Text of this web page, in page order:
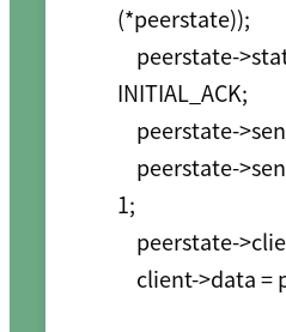
(*peerstate));
INITIAL_ACK;
1;